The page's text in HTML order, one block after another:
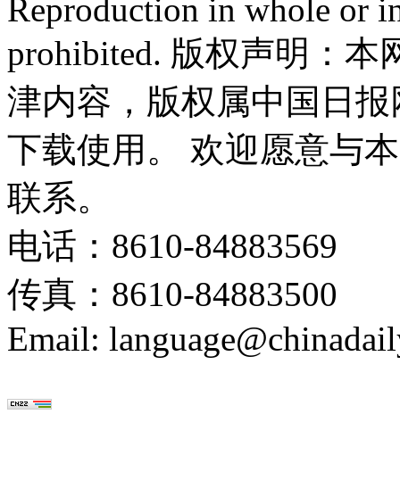
Reproduction in whole or
prohibited. 版权声明：
津内容，版权属中国日
下载使用。 欢迎愿意与
联系。
电话：8610-84883569
传真：8610-84883500
Email: